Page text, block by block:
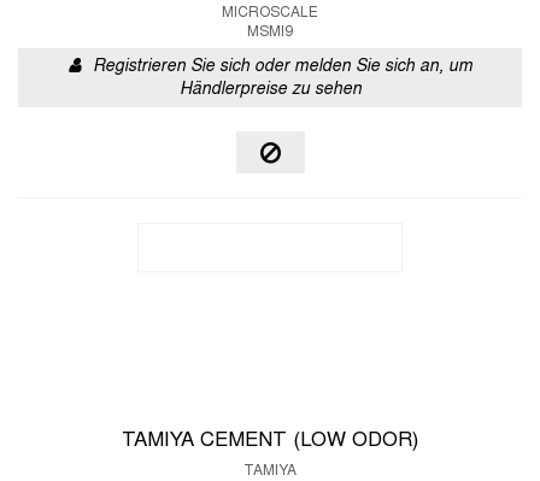
MICROSCALE
MSMI9
Registrieren Sie sich oder melden Sie sich an, um
Händlerpreise zu sehen
TAMIYA CEMENT (LOW ODOR)
TAMIYA